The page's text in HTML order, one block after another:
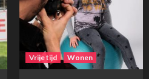
Vrije tijd Wonen